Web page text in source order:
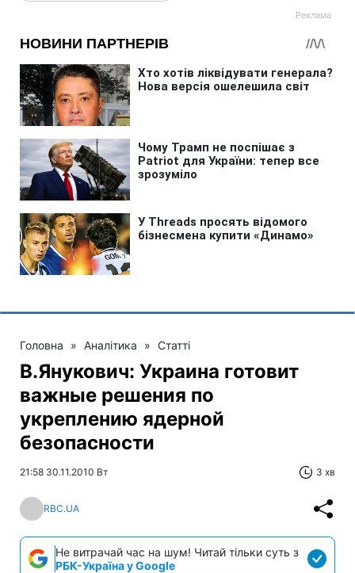
Головна » Аналітика » Статті
В.Янукович: Украина готовит
важные решения по
укреплению ядерной
безопасности
21:58 30.11.2010 Вт 3 хв
RBC.UA
Не витрачай час на шум! Читай тільки суть з
РБК-Україна у Google